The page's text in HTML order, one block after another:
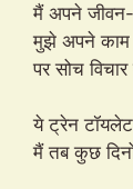
मैं अपने
मुझे अपने काम
पर सोच
ये ट्रेन
मैं तब कुछ